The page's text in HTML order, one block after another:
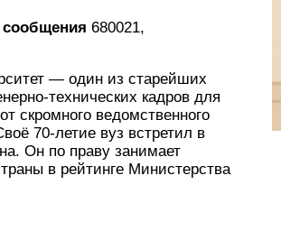
сообщения 680021,
— один из старейших
технических кадров для
скромного ведомственного
70-летие вуз встретил в
Он по праву занимает
в рейтинге Министерства